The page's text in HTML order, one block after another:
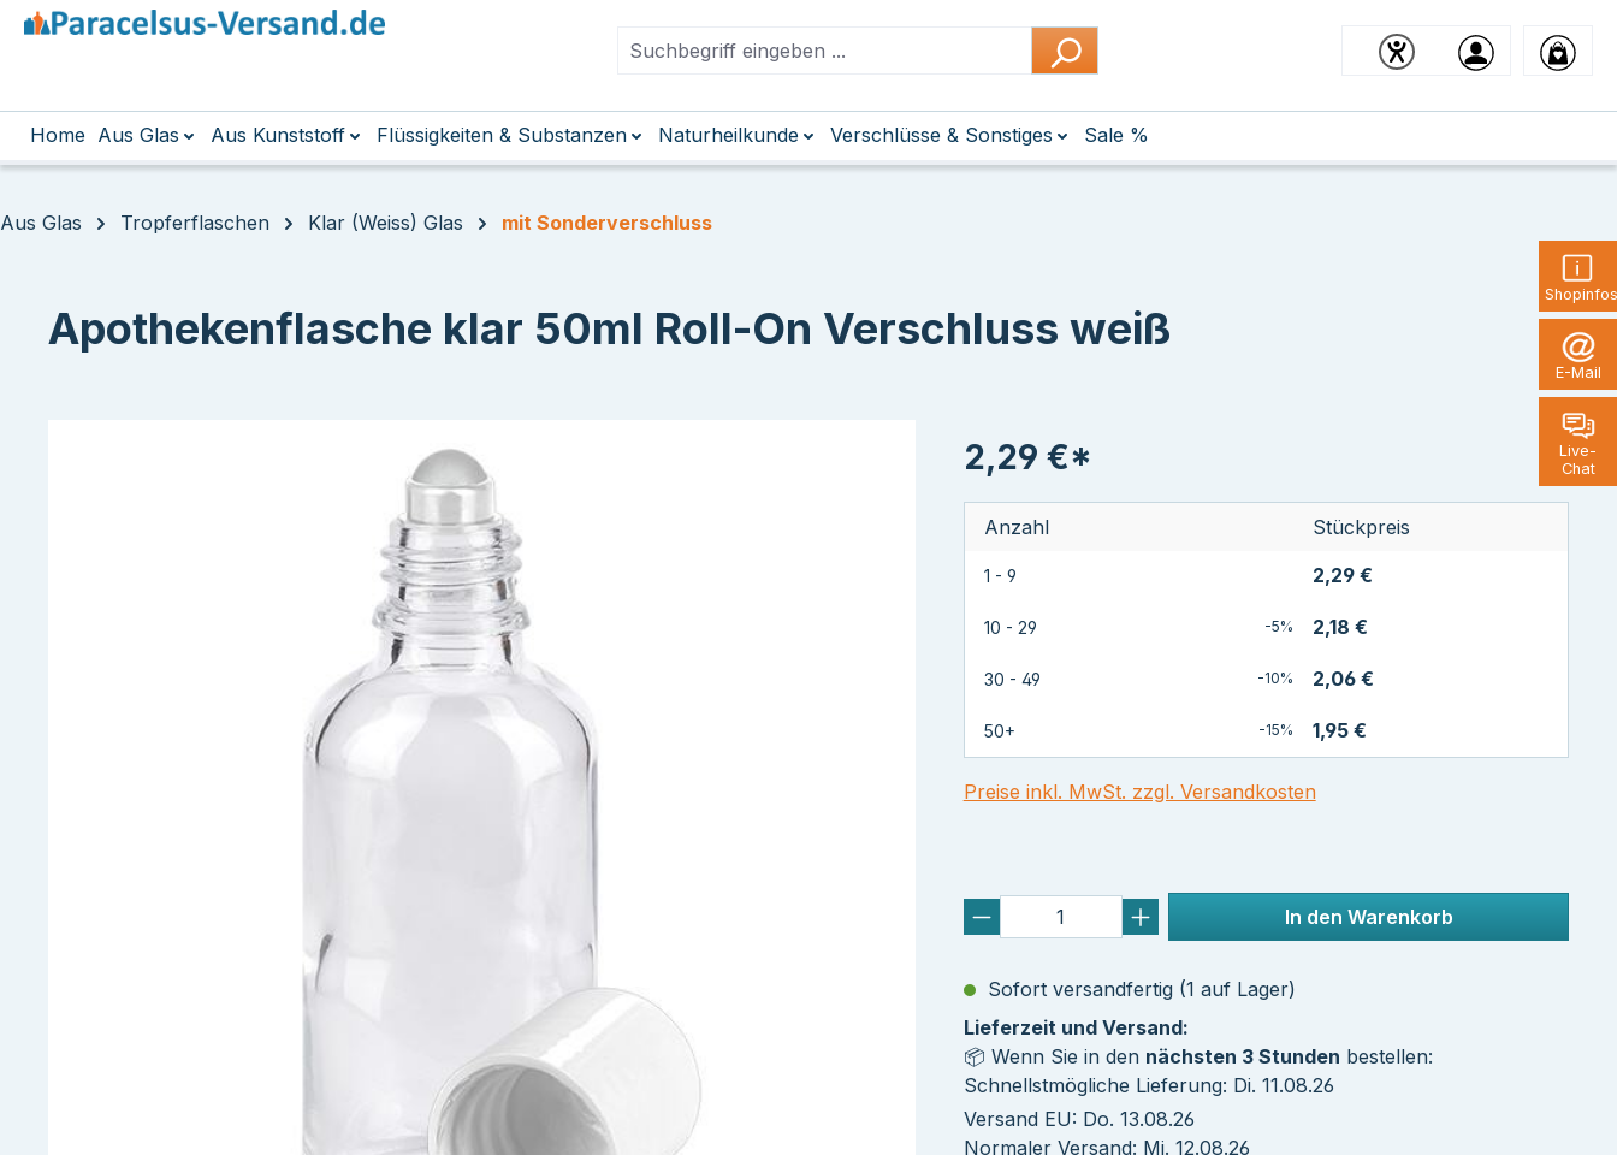
Hauptinhalt springen
Zur Suche springen
Zur Hauptnavigation springen
E-Mail
Live-
Chat
Home Aus Glas Aus Kunststoff Flüssigkeiten & Substanzen Naturheilkunde Verschlüsse & Sonstiges Sale %
Aus Glas Tropferflaschen Klar (Weiss) Glas mit Sonderverschluss
Apothekenflasche klar 50ml Roll-On Verschluss weiß
2,29 €*
Anzahl Stückpreis
1 - 9 2,29 €
10 - 29 -5% 2,18 €
30 - 49 -10% 2,06 €
50+ -15% 1,95 €
Preise inkl. MwSt. zzgl. Versandkosten
In den Warenkorb
Sofort versandfertig (1 auf Lager)
Lieferzeit und Versand:
📦 Wenn Sie in den nächsten 3 Stunden bestellen:
Schnellstmögliche Lieferung: Di. 11.08.26
Versand EU: Do. 13.08.26
Normaler Versand: Mi. 12.08.26